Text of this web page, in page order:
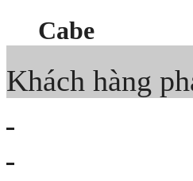
Cabe
Khách hàng